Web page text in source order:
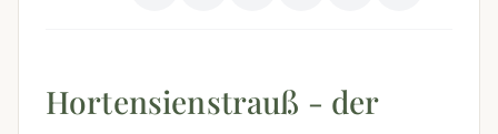
Hortensienstrauß - der